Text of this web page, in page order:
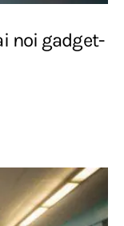
noi gadget-